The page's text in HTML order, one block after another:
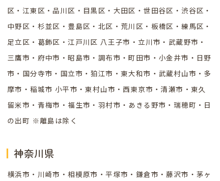
区・江東区・品川区・目黒区・大田区・世田谷区・渋谷区・
中野区・杉並区・豊島区・北区・荒川区・板橋区・練馬区・
足立区・葛飾区・江戸川区 八王子市・立川市・武蔵野市・
三鷹市・府中市・昭島市・調布市・町田市・小金井市・日野
市・国分寺市・国立市・狛江市・東大和市・武蔵村山市・多
摩市・稲城市 小平市・東村山市・西東京市・清瀬市・東久
留米市・青梅市・福生市・羽村市・あきる野市・瑞穂町・日
の出町 ※離島は除く
神奈川県
横浜市・川崎市・相模原市・平塚市・鎌倉市・藤沢市・茅ヶ